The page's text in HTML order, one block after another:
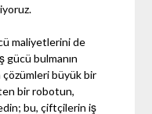
maliyetlerini de
gücü bulmanın
çözümleri büyük bir
bir robotun,
bu, çiftçilerin iş